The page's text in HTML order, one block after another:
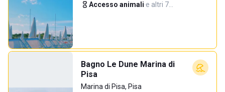
Accesso animali·e altri 7…
Bagno Le Dune Marina di
Pisa
Marina di Pisa, Pisa